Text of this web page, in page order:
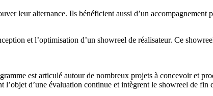
leur alternance. Ils bénéficient aussi d’un
et l’optimisation d’un showreel de réalisateur. Ce
est articulé autour de nombreux projets à concevoir et
d’une évaluation continue et intègrent le showreel de fin